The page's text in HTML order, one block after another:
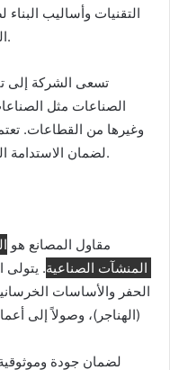
التقنيات وأساليب
الجدول الزمني المحدد والميزانية المتاحة.
تسعى الشركة إلى
الصناعات مثل الصناعات
وغيرها من القطاعات.
لضمان الاستدامة البيئية والاقتصادية في المشاريع الصناعية.
مقاول المصانع هو
المنشآت الصناعية. يتولى
الحفر والأساسات
(الهناجر)، وصولاً إلى
لضمان جودة